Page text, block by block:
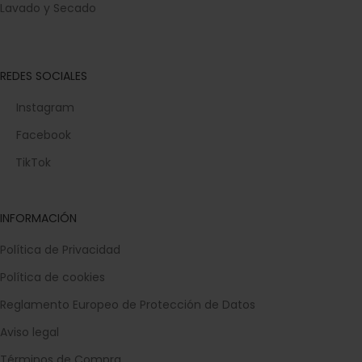
Lavado y Secado
REDES SOCIALES
Instagram
Facebook
TikTok
INFORMACIÓN
Política de Privacidad
Política de cookies
Reglamento Europeo de Protección de Datos
Aviso legal